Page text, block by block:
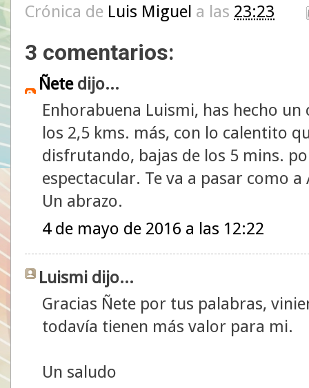
Crónica de Luis Miguel a las 23:23
3 comentarios:
Ñetedijo...
Enhorabuena Luismi, has hecho
los 2,5 kms. más, con lo calentito
disfrutando, bajas de los 5 mins.
espectacular. Te va a pasar como
Un abrazo.
4 de mayo de 2016 a las 12:22
Luismi dijo...
Gracias Ñete por tus palabras,
todavía tienen más valor para mi.
Un saludo